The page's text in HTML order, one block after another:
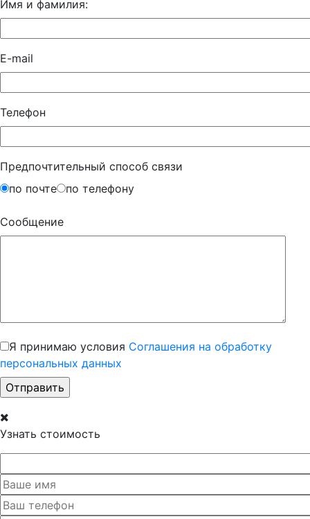
Имя и фамилия:
E-mail
Телефон
Предпочтительный способ связи
по почте
по телефону
Сообщение
Я принимаю условия Соглашения на обработку
персональных данных
Узнать стоимость